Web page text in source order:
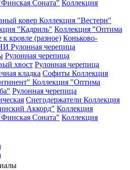
Соната" Коллекция
ковер Коллекция "Вестерн"
"Кадриль" Коллекция "Оптима
кровле (разное) Коньково-
Рулонная черепица
Рулонная черепица
хвост Рулонная черепица
кладка Софиты Коллекция
Коллекция "Оптима
Рулонная черепица
Снегодержатели Коллекция
Аккорд" Коллекция
Соната" Коллекция